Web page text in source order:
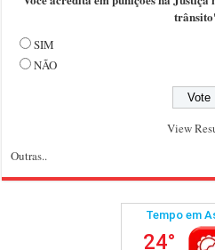
SIM
NÃO
View
Outras..